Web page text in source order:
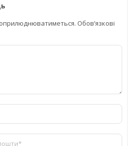
Обов’язкові